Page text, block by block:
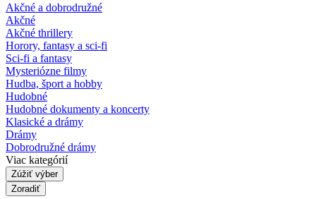
Akčné a dobrodružné
Akčné
Akčné thrillery
Horory, fantasy a sci-fi
Sci-fi a fantasy
Mysteriózne filmy
Hudba, šport a hobby
Hudobné
Hudobné dokumenty a koncerty
Klasické a drámy
Drámy
Dobrodružné drámy
Viac kategórií
Zúžiť výber
Zoradiť